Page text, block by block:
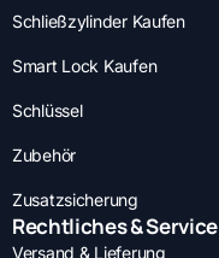
Schließzylinder Kaufen
Smart Lock Kaufen
Schlüssel
Zubehör
Zusatzsicherung
Rechtliches & Service
Versand & Lieferung